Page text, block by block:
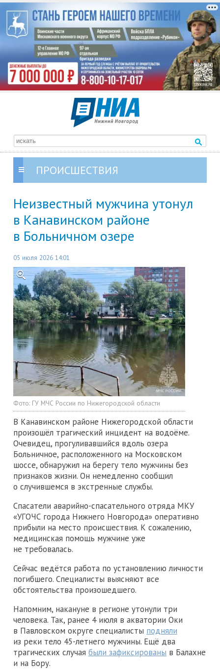
ПРОИСШЕСТВИЯ
Неизвестный мужчина утонул
в Канавинском районе
в Больничном озере
05 июля 2026 14:01
Фото: ГУ МЧС России по Нижегородской области
В Канавинском районе Нижегородской области
произошёл трагический инцидент на водоёме.
Очевидец, прогуливавшийся вдоль озера
Больничное, расположенного на Московском
шоссе, обнаружил на берегу тело мужчины без
признаков жизни. Он немедленно сообщил
о случившемся в экстренные службы.
Спасатели аварийно-спасательного отряда МКУ
«УГОЧС города Нижнего Новгорода» оперативно
прибыли на место происшествия. К сожалению,
медицинская помощь мужчине уже
не требовалась.
Сейчас ведётся работа по установлению личности
погибшего. Специалисты выясняют все
обстоятельства произошедшего.
Напомним, накануне в регионе утонули три
человека. Так, ранее 4 июля в акватории Оки
в Павловском округе специалисты подняли
из реки тело 45-летнего мужчины. Ещё два
трагических случая были зафиксированы в Балахне
и на Бору.